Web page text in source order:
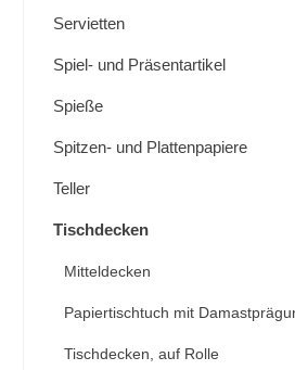
Servietten
Spiel- und Präsentartikel
Spieße
Spitzen- und Plattenpapiere
Teller
Tischdecken
Mitteldecken
Papiertischtuch mit
Tischdecken, auf Rolle